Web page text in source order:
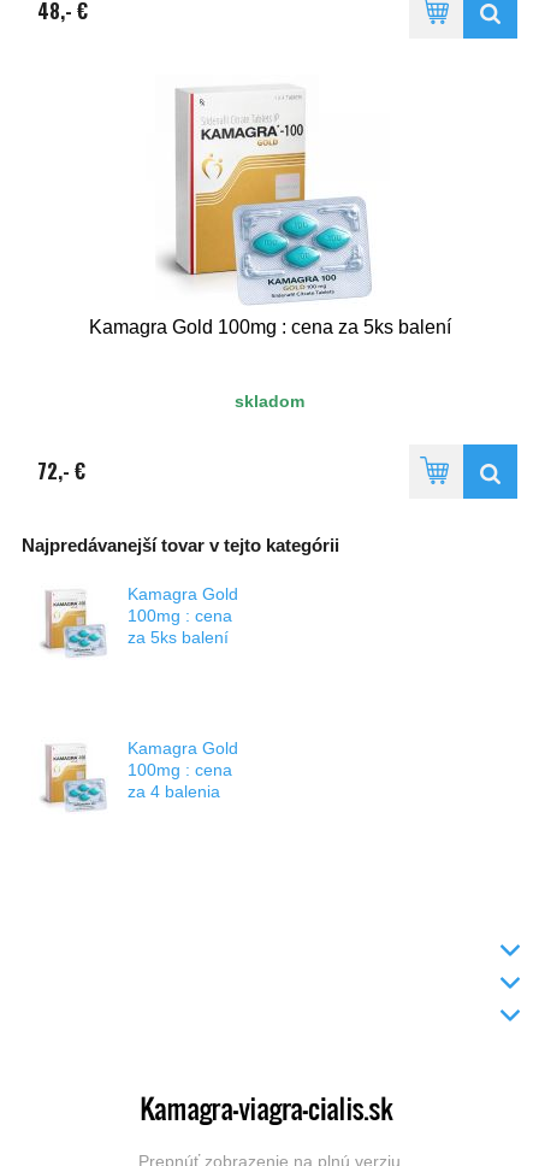
48,- €
Kamagra Gold 100mg : cena za 5ks balení
skladom
72,- €
Najpredávanejší tovar v tejto kategórii
Kamagra Gold
100mg : cena
za 5ks balení
Kamagra Gold
100mg : cena
za 4 balenia
Prepnúť zobrazenie na plnú verziu